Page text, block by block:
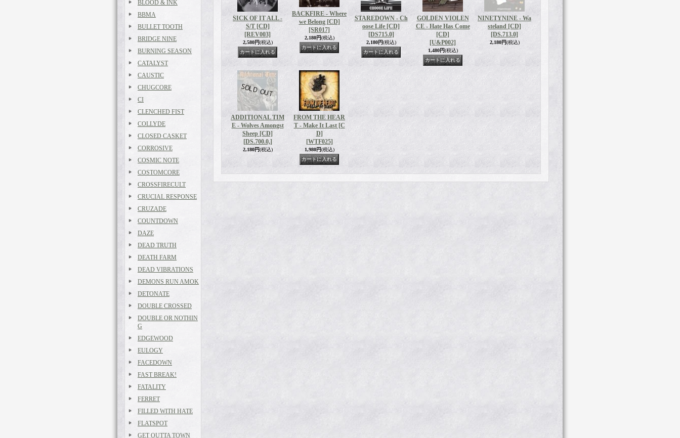
BLOOD & INK
BBMA
BULLET TOOTH
BRIDGE NINE
BURNING SEASON
CATALYST
CAUSTIC
CHUGCORE
CI
CLENCHED FIST
COLLYDE
CLOSED CASKET
CORROSIVE
COSMIC NOTE
COSTOMCORE
CROSSFIRECULT
CRUCIAL RESPONSE
CRUZADE
COUNTDOWN
DAZE
DEAD TRUTH
DEATH FARM
DEAD VIBRATIONS
DEMONS RUN AMOK
DETONATE
DOUBLE CROSSED
DOUBLE OR NOTHIN
G
EDGEWOOD
EULOGY
FACEDOWN
FAST BREAK!
FATALITY
FERRET
FILLED WITH HATE
FLATSPOT
GET OUTTA TOWN
SICK OF IT ALL -
S/T [CD]
[REV003]
2,580円(税込)
BACKFIRE - Where
we Belong [CD]
[SR017]
2,180円(税込)
STAREDOWN - Ch
oose Life [CD]
[DS715.0]
2,180円(税込)
GOLDEN VIOLEN
CE - Hate Has Come
[CD]
[U&P002]
1,480円(税込)
NINETYNINE - Wa
steland [CD]
[DS.713.0]
2,180円(税込)
ADDITIONAL TIM
E - Wolves Amongst
Sheep [CD]
[DS.700.0,]
2,180円(税込)
FROM THE HEAR
T - Make It Last [C
D]
[WTF025]
1,980円(税込)